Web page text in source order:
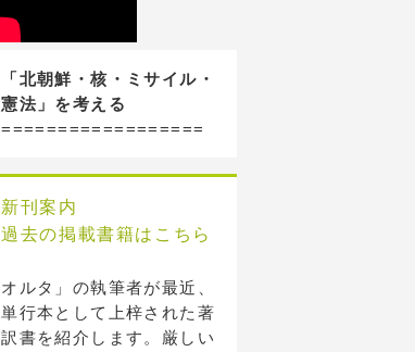
「北朝鮮・核・ミサイル・
憲法」を考える
==================
新刊案内
過去の掲載書籍はこちら
オルタ」の執筆者が最近、
単行本として上梓された著
訳書を紹介します。厳しい